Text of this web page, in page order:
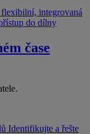
flexibilní, integrovaná
do dílny
čase
Identifikujte a řešte